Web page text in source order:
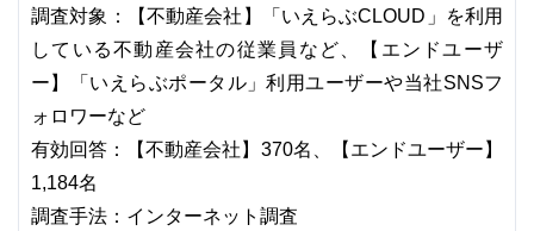
調査対象：【不動産会社】「いえらぶCLOUD」を利用
している不動産会社の従業員など、【エンドユーザ
ー】「いえらぶポータル」利用ユーザーや当社SNSフ
ォロワーなど
有効回答：【不動産会社】370名、【エンドユーザー】
1,184名
調査手法：インターネット調査